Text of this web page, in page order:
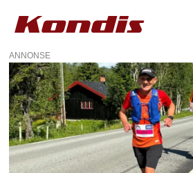
Treningsblogg
ANNONSE